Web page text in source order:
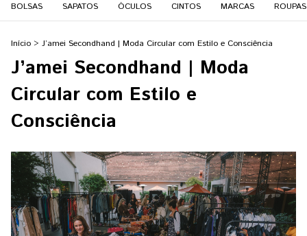
BOLSAS SAPATOS ÓCULOS CINTOS MARCAS ROUPAS
Início > J’amei Secondhand | Moda Circular com Estilo e Consciência
J’amei Secondhand | Moda
Circular com Estilo e
Consciência